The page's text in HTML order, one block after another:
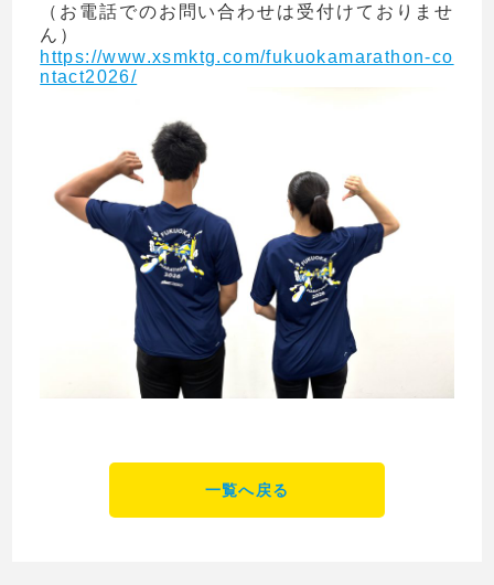
（お電話でのお問い合わせは受付けておりませ
ん）
https://www.xsmktg.com/fukuokamarathon-co
ntact2026/
一覧へ戻る